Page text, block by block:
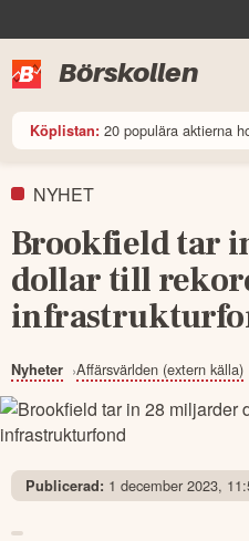
Börskollen
Köplistan: 20 populära aktierna
NYHET
Brookfield tar
dollar till
Nyheter Affärsvärlden (extern källa)
Publicerad: 1 december 2023,